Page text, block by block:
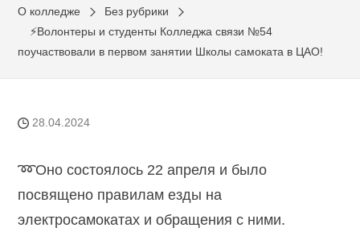
О колледже
Без рубрики
⚡Волонтеры и студенты Колледжа связи №54
поучаствовали в первом занятии Школы самоката в ЦАО!
28.04.2024
➿Оно состоялось 22 апреля и было
посвящено правилам езды на
электросамокатах и обращения с ними.